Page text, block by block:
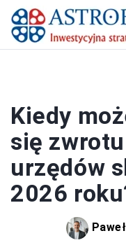
Kiedy
się
urzędów
2026